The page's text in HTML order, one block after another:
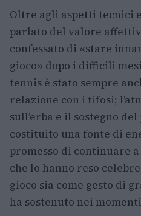
Oltre agli aspetti tecnici
parlato del valore
confessato di «stare
gioco» dopo i difficili
tennis è stato sempre
relazione con i tifosi;
sull’erba e il sostegno
costituito una fonte di
promesso di continuare
che lo hanno reso
gioco sia come gesto di
ha sostenuto nei